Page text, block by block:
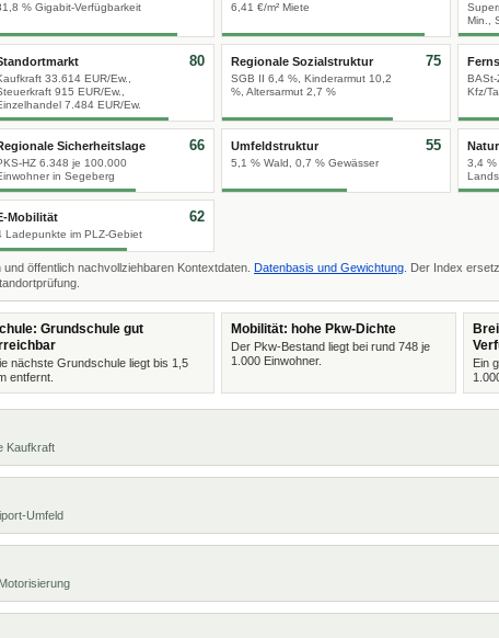
% Gigabit-Verfügbarkeit 6,41 €/m² Miete
Min.,
33.614 EUR/Ew.,
915 EUR/Ew.,
7.484 EUR/Ew.
80 Regionale Sozialstruktur
SGB II 6,4 %, Kinderarmut 10,2
%, Altersarmut 2,7 %
75
BASt-
Kfz/
Sicherheitslage
HZ 6.348 je 100.000
in Segeberg
66 Umfeldstruktur
5,1 % Wald, 0,7 % Gewässer
55
3,4 %
Mobilität
Ladepunkte im PLZ-Gebiet
62
öffentlich nachvollziehbaren Kontextdaten. Datenbasis und Gewichtung . Der Index
Grundschule gut
nächste Grundschule liegt bis 1,5
entfernt.
Mobilität: hohe Pkw-Dichte
Der Pkw-Bestand liegt bei rund 748 je
1.000 Einwohner.
Ein
Kaufkraft
Umfeld